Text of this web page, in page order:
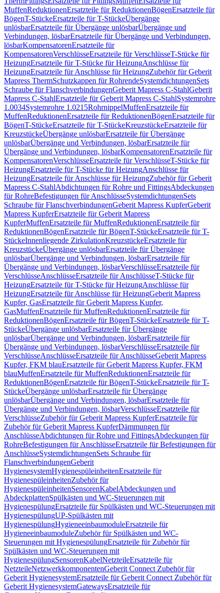
MuffenReduktionenErsatzteile für ReduktionenBögenErsatzteile für
BögenT-StückeErsatzteile für T-StückeÜbergänge
unlösbarErsatzteile für Übergänge unlösbarÜbergänge und
Verbindungen, lösbarErsatzteile für Übergänge und Verbindungen,
lösbarKompensatorenErsatzteile für
KompensatorenVerschlüsseErsatzteile für VerschlüsseT-Stücke für
HeizungErsatzteile für T-Stücke für HeizungAnschlüsse für
HeizungErsatzteile für Anschlüsse für HeizungZubehör für Geberit
Mapress ThermSchutzkappen für RohrendeSystemdichtungenSets
Schraube für FlanschverbindungenGeberit Mapress C-StahlGeberit
Mapress C-StahlErsatzteile für Geberit Mapress C-StahlSystemrohre
1.0034Systemrohre 1.0215RohrnippelMuffenErsatzteile für
MuffenReduktionenErsatzteile für ReduktionenBögenErsatzteile für
BögenT-StückeErsatzteile für T-StückeKreuzstückeErsatzteile für
KreuzstückeÜbergänge unlösbarErsatzteile für Übergänge
unlösbarÜbergänge und Verbindungen, lösbarErsatzteile für
Übergänge und Verbindungen, lösbarKompensatorenErsatzteile für
KompensatorenVerschlüsseErsatzteile für VerschlüsseT-Stücke für
HeizungErsatzteile für T-Stücke für HeizungAnschlüsse für
HeizungErsatzteile für Anschlüsse für HeizungZubehör für Geberit
Mapress C-StahlAbdichtungen für Rohre und FittingsAbdeckungen
für RohreBefestigungen für AnschlüsseSystemdichtungenSets
Schraube für FlanschverbindungenGeberit Mapress KupferGeberit
Mapress KupferErsatzteile für Geberit Mapress
KupferMuffenErsatzteile für MuffenReduktionenErsatzteile für
ReduktionenBögenErsatzteile für BögenT-StückeErsatzteile für T-
StückeInnenliegende ZirkulationKreuzstückeErsatzteile für
KreuzstückeÜbergänge unlösbarErsatzteile für Übergänge
unlösbarÜbergänge und Verbindungen, lösbarErsatzteile für
Übergänge und Verbindungen, lösbarVerschlüsseErsatzteile für
VerschlüsseAnschlüsseErsatzteile für AnschlüsseT-Stücke für
HeizungErsatzteile für T-Stücke für HeizungAnschlüsse für
HeizungErsatzteile für Anschlüsse für HeizungGeberit Mapress
Kupfer, GasErsatzteile für Geberit Mapress Kupfer,
GasMuffenErsatzteile für MuffenReduktionenErsatzteile für
ReduktionenBögenErsatzteile für BögenT-StückeErsatzteile für T-
StückeÜbergänge unlösbarErsatzteile für Übergänge
unlösbarÜbergänge und Verbindungen, lösbarErsatzteile für
Übergänge und Verbindungen, lösbarVerschlüsseErsatzteile für
VerschlüsseAnschlüsseErsatzteile für AnschlüsseGeberit Mapress
Kupfer, FKM blauErsatzteile für Geberit Mapress Kupfer, FKM
blauMuffenErsatzteile für MuffenReduktionenErsatzteile für
ReduktionenBögenErsatzteile für BögenT-StückeErsatzteile für T-
StückeÜbergänge unlösbarErsatzteile für Übergänge
unlösbarÜbergänge und Verbindungen, lösbarErsatzteile für
Übergänge und Verbindungen, lösbarVerschlüsseErsatzteile für
VerschlüsseZubehör für Geberit Mapress KupferErsatzteile für
Zubehör für Geberit Mapress KupferDämmungen für
AnschlüsseAbdichtungen für Rohre und FittingsAbdeckungen für
RohreBefestigungen für AnschlüsseErsatzteile für Befestigungen für
AnschlüsseSystemdichtungenSets Schraube für
FlanschverbindungenGeberit
HygienesystemHygienespüleinheitenErsatzteile für
HygienespüleinheitenZubehör für
HygienespüleinheitenSensorenKabelAbdeckungen und
AbdeckplattenSpülkästen und WC-Steuerungen mit
HygienespülungErsatzteile für Spülkästen und WC-Steuerungen mit
HygienespülungUP-Spülkästen mit
HygienespülungHygieneeinbaumoduleErsatzteile für
HygieneeinbaumoduleZubehör für Spülkästen und WC-
Steuerungen mit HygienespülungErsatzteile für Zubehör für
Spülkästen und WC-Steuerungen mit
HygienespülungSensorenKabelNetzteileErsatzteile für
NetzteileNetzwerkkomponentenGeberit Connect Zubehör für
Geberit HygienesystemErsatzteile für Geberit Connect Zubehör für
Geberit HygienesystemGatewaysErsatzteile für